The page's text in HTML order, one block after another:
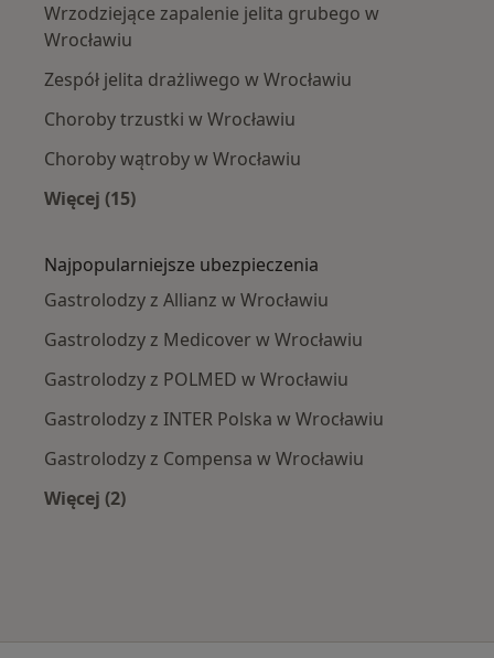
Wrzodziejące zapalenie jelita grubego w
Wrocławiu
Zespół jelita drażliwego w Wrocławiu
Choroby trzustki w Wrocławiu
Choroby wątroby w Wrocławiu
Więcej (15)
Najpopularniejsze ubezpieczenia
Gastrolodzy z Allianz w Wrocławiu
Gastrolodzy z Medicover w Wrocławiu
Gastrolodzy z POLMED w Wrocławiu
Gastrolodzy z INTER Polska w Wrocławiu
Gastrolodzy z Compensa w Wrocławiu
Więcej (2)